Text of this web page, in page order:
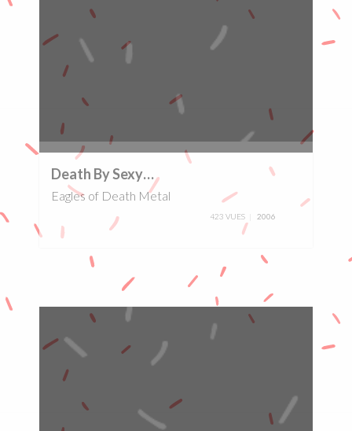
Death By Sexy…
Eagles of Death Metal
423 VUES 2006